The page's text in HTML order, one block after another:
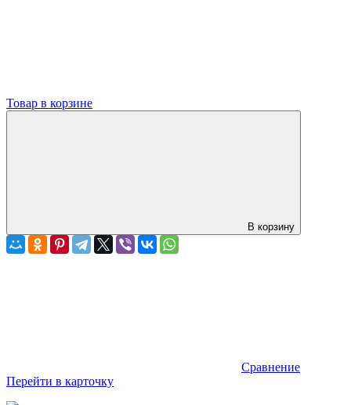
Товар в корзине
В корзину
Сравнение
Перейти в карточку